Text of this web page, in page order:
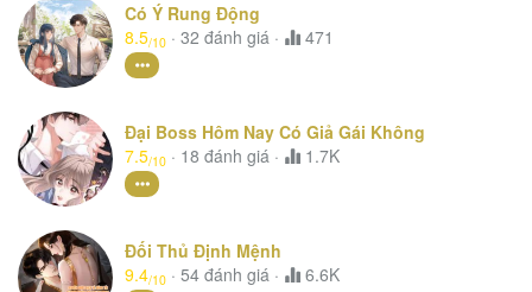
Có Ý Rung Động
8.5/10 · 32 đánh giá · 471
Đại Boss Hôm Nay Có Giả Gái Không
7.5/10 · 18 đánh giá · 1.7K
Đối Thủ Định Mệnh
9.4/10 · 54 đánh giá · 6.6K